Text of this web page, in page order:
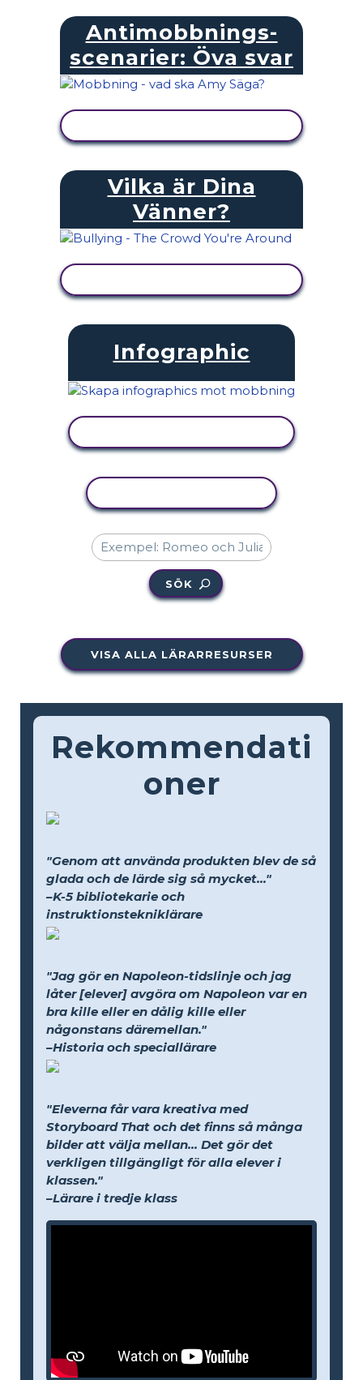
Antimobbnings-
scenarier: Öva svar
Vilka är Dina
Vänner?
Infographic
SÖK
VISA ALLA LÄRARRESURSER
Rekommendati
oner
"Genom att använda produkten blev de så
glada och de lärde sig så mycket..."
–K-5 bibliotekarie och
instruktionstekniklärare
"Jag gör en Napoleon-tidslinje och jag
låter [elever] avgöra om Napoleon var en
bra kille eller en dålig kille eller
någonstans däremellan."
–Historia och speciallärare
"Eleverna får vara kreativa med
Storyboard That och det finns så många
bilder att välja mellan... Det gör det
verkligen tillgängligt för alla elever i
klassen."
–Lärare i tredje klass